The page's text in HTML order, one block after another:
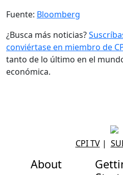
Fuente: Bloomberg
¿Busca más noticias?
conviértase en miembro de
tanto de lo último en el
económica.
CPI TV|
About